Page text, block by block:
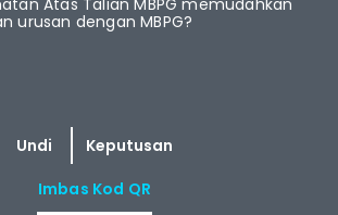
Atas Talian MBPG memudahkan
urusan dengan MBPG?
Imbas Kod QR